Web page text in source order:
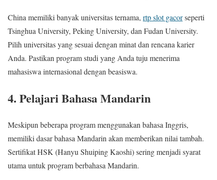
China memiliki banyak universitas ternama, rtp slot gacorseperti
Tsinghua University, Peking University, dan Fudan University.
Pilih universitas yang sesuai dengan minat dan rencana karier
Anda. Pastikan program studi yang Anda tuju menerima
mahasiswa internasional dengan beasiswa.
4. Pelajari Bahasa Mandarin
Meskipun beberapa program menggunakan bahasa Inggris,
memiliki dasar bahasa Mandarin akan memberikan nilai tambah.
Sertifikat HSK (Hanyu Shuiping Kaoshi) sering menjadi syarat
utama untuk program berbahasa Mandarin.